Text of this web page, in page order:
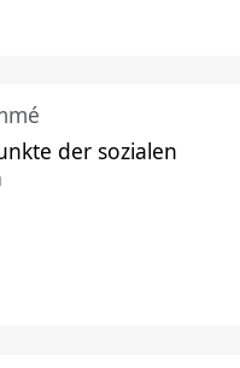
der sozialen